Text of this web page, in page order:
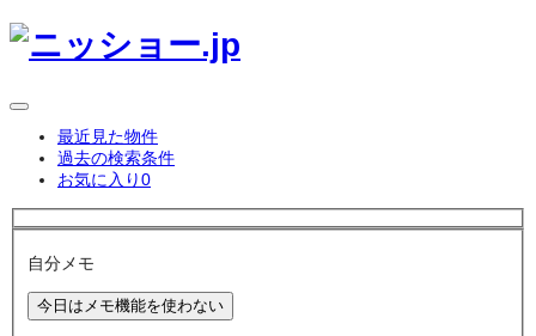
最近見た物件
過去の検索条件
お気に入り0
自分メモ
今日はメモ機能を使わない